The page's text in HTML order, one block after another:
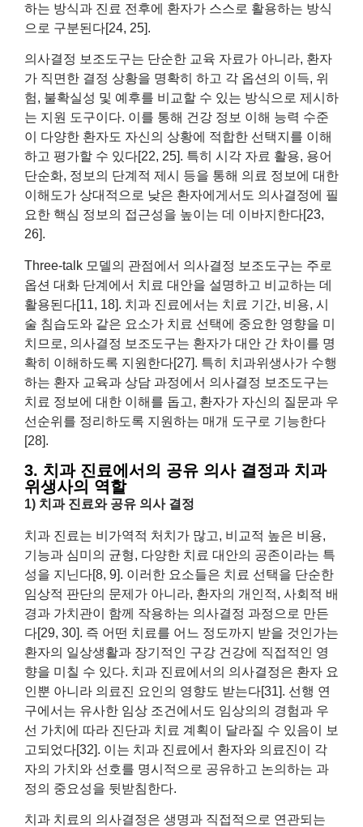
하는 방식과 진료 전후에 환자가 스스로 활용하는 방식
으로 구분된다[24, 25].
의사결정 보조도구는 단순한 교육 자료가 아니라, 환자
가 직면한 결정 상황을 명확히 하고 각 옵션의 이득, 위
험, 불확실성 및 예후를 비교할 수 있는 방식으로 제시하
는 지원 도구이다. 이를 통해 건강 정보 이해 능력 수준
이 다양한 환자도 자신의 상황에 적합한 선택지를 이해
하고 평가할 수 있다[22, 25]. 특히 시각 자료 활용, 용어
단순화, 정보의 단계적 제시 등을 통해 의료 정보에 대한
이해도가 상대적으로 낮은 환자에게서도 의사결정에 필
요한 핵심 정보의 접근성을 높이는 데 이바지한다[23,
26].
Three‑talk 모델의 관점에서 의사결정 보조도구는 주로
옵션 대화 단계에서 치료 대안을 설명하고 비교하는 데
활용된다[11, 18]. 치과 진료에서는 치료 기간, 비용, 시
술 침습도와 같은 요소가 치료 선택에 중요한 영향을 미
치므로, 의사결정 보조도구는 환자가 대안 간 차이를 명
확히 이해하도록 지원한다[27]. 특히 치과위생사가 수행
하는 환자 교육과 상담 과정에서 의사결정 보조도구는
치료 정보에 대한 이해를 돕고, 환자가 자신의 질문과 우
선순위를 정리하도록 지원하는 매개 도구로 기능한다
[28].
3. 치과 진료에서의 공유 의사 결정과 치과
위생사의 역할
1) 치과 진료와 공유 의사 결정
치과 진료는 비가역적 처치가 많고, 비교적 높은 비용,
기능과 심미의 균형, 다양한 치료 대안의 공존이라는 특
성을 지닌다[8, 9]. 이러한 요소들은 치료 선택을 단순한
임상적 판단의 문제가 아니라, 환자의 개인적, 사회적 배
경과 가치관이 함께 작용하는 의사결정 과정으로 만든
다[29, 30]. 즉 어떤 치료를 어느 정도까지 받을 것인가는
환자의 일상생활과 장기적인 구강 건강에 직접적인 영
향을 미칠 수 있다. 치과 진료에서의 의사결정은 환자 요
인뿐 아니라 의료진 요인의 영향도 받는다[31]. 선행 연
구에서는 유사한 임상 조건에서도 임상의의 경험과 우
선 가치에 따라 진단과 치료 계획이 달라질 수 있음이 보
고되었다[32]. 이는 치과 진료에서 환자와 의료진이 각
자의 가치와 선호를 명시적으로 공유하고 논의하는 과
정의 중요성을 뒷받침한다.​
치과 치료의 의사결정은 생명과 직접적으로 연관되는